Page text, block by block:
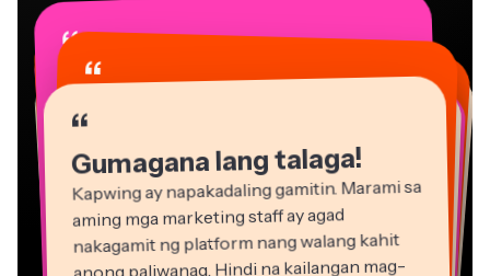
“
Gumagana lang talaga!
Kapwing ay napakadaling gamitin. Marami sa
aming mga marketing staff ay agad
nakagamit ng platform nang walang kahit
anong paliwanag. Hindi na kailangan mag-
“
“
“
“
“
“
“ “
“